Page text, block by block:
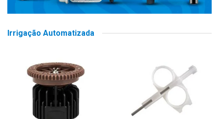
Irrigação Automatizada